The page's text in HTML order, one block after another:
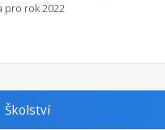
pro rok 2022
Školství